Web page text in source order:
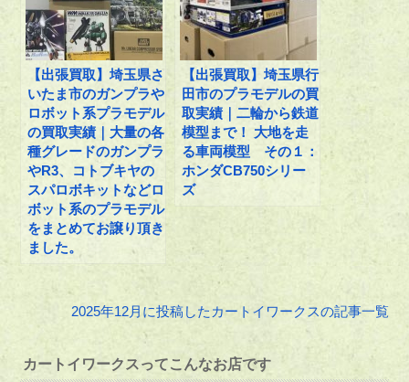
【出張買取】埼玉県さ
いたま市のガンプラや
ロボット系プラモデル
の買取実績｜大量の各
種グレードのガンプラ
やR3、コトブキヤの
スパロボキットなどロ
ボット系のプラモデル
をまとめてお譲り頂き
ました。
【出張買取】埼玉県行
田市のプラモデルの買
取実績｜二輪から鉄道
模型まで！ 大地を走
る車両模型 その１：
ホンダCB750シリー
ズ
2025年12月に投稿したカートイワークスの記事一覧
カートイワークスってこんなお店です